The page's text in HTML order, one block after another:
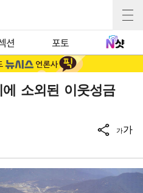
션 포토
소외된 이웃성금
가가